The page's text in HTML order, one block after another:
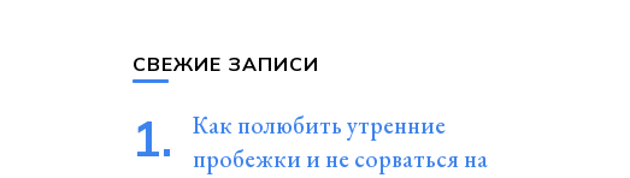
СВЕЖИЕ ЗАПИСИ
Как полюбить утренние
пробежки и не сорваться на